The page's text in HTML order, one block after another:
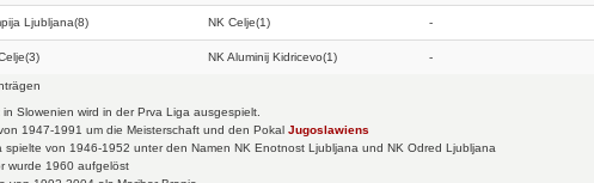
Ljubljana(8) NK Celje(1) -
NK Aluminij Kidricevo(1) -
in Slowenien wird in der Prva Liga ausgespielt.
1947-1991 um die Meisterschaft und den PokalJugoslawiens
spielte von 1946-1952 unter den Namen NK Enotnost Ljubljana und NK Odred Ljubljana
wurde 1960 aufgelöst